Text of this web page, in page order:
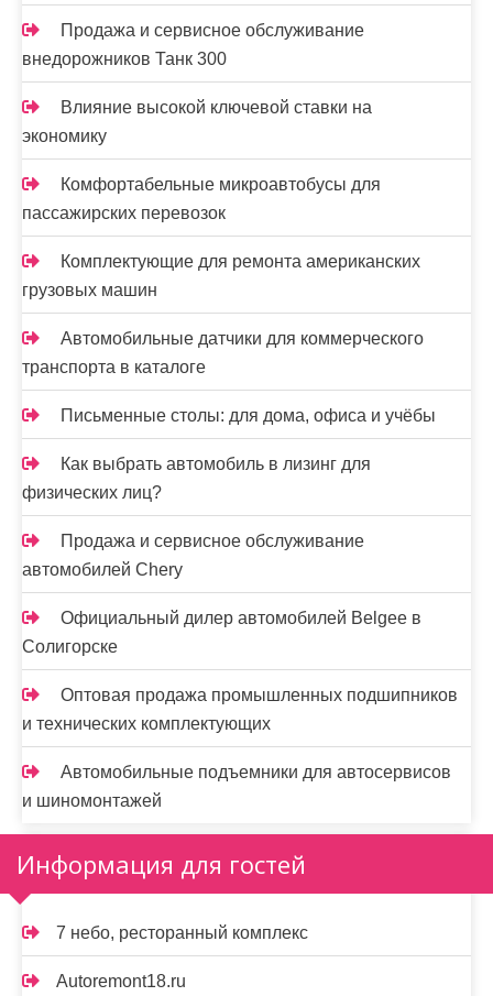
Продажа и сервисное обслуживание
внедорожников Танк 300
Влияние высокой ключевой ставки на
экономику
Комфортабельные микроавтобусы для
пассажирских перевозок
Комплектующие для ремонта американских
грузовых машин
Автомобильные датчики для коммерческого
транспорта в каталоге
Письменные столы: для дома, офиса и учёбы
Как выбрать автомобиль в лизинг для
физических лиц?
Продажа и сервисное обслуживание
автомобилей Chery
Официальный дилер автомобилей Belgee в
Солигорске
Оптовая продажа промышленных подшипников
и технических комплектующих
Автомобильные подъемники для автосервисов
и шиномонтажей
Информация для гостей
7 небо, ресторанный комплекс
Autoremont18.ru